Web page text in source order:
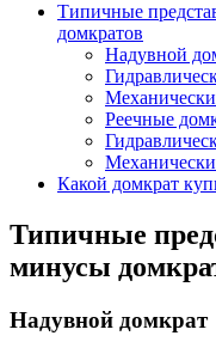
Типичные
домкратов
Надувной
Реечные
Какой домкрат
Типичные
минусы
Надувной домкрат